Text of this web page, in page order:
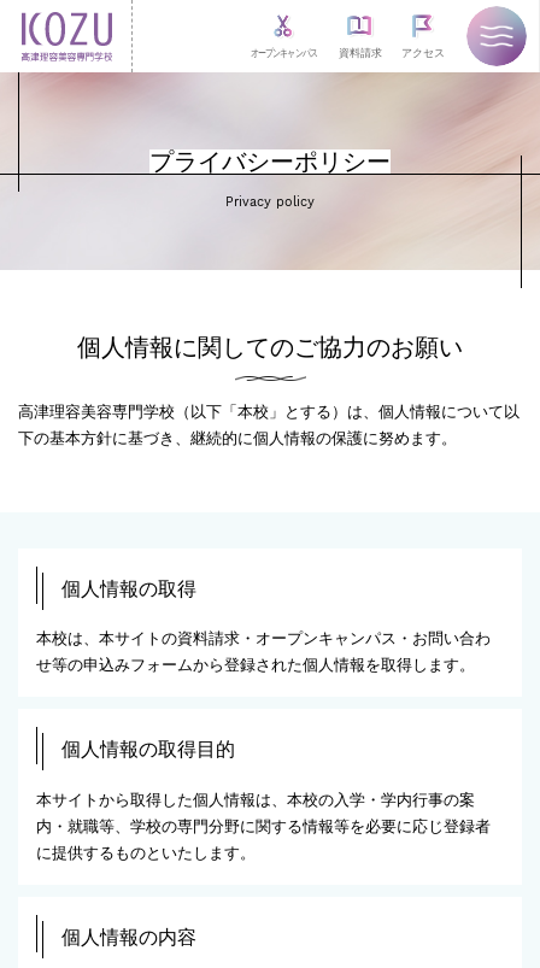
オープンキャンパス 資料請求 アクセス
プライバシーポリシー
Privacy policy
個人情報に関してのご協力のお願い
高津理容美容専門学校（以下「本校」とする）は、個人情報について以
下の基本方針に基づき、継続的に個人情報の保護に努めます。
個人情報の取得
本校は、本サイトの資料請求・オープンキャンパス・お問い合わ
せ等の申込みフォームから登録された個人情報を取得します。
個人情報の取得目的
本サイトから取得した個人情報は、本校の入学・学内行事の案
内・就職等、学校の専門分野に関する情報等を必要に応じ登録者
に提供するものといたします。
個人情報の内容